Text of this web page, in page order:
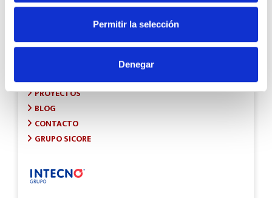
Permitir la selección
Denegar
INICIO
PROYECTOS
BLOG
CONTACTO
GRUPO SICORE